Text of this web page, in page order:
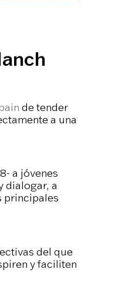
de tender
a una
a jóvenes
dialogar, a
principales
del que
y faciliten